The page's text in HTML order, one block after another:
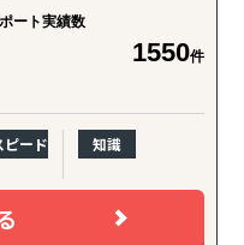
ート実績数
1550件
ピード 知識